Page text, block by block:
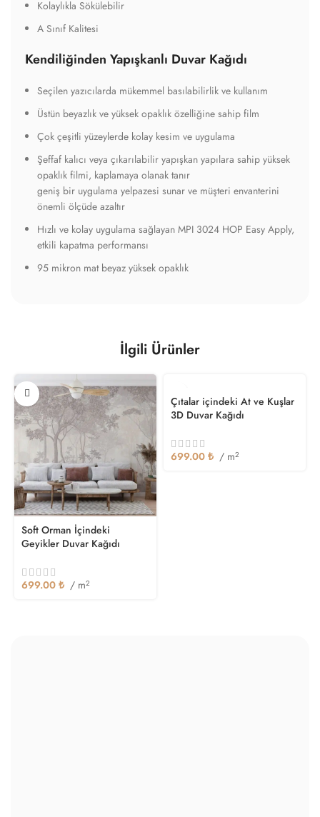
Kolaylıkla Sökülebilir
A Sınıf Kalitesi
Kendiliğinden Yapışkanlı Duvar Kağıdı
Seçilen yazıcılarda mükemmel basılabilirlik ve kullanım
Üstün beyazlık ve yüksek opaklık özelliğine sahip film
Çok çeşitli yüzeylerde kolay kesim ve uygulama
Şeffaf kalıcı veya çıkarılabilir yapışkan yapılara sahip yüksek
opaklık filmi, kaplamaya olanak tanır
geniş bir uygulama yelpazesi sunar ve müşteri envanterini
önemli ölçüde azaltır
Hızlı ve kolay uygulama sağlayan MPI 3024 HOP Easy Apply,
etkili kapatma performansı
95 mikron mat beyaz yüksek opaklık
İlgili Ürünler
Soft Orman İçindeki
Geyikler Duvar Kağıdı
699.00 ₺ / m2
Çıtalar içindeki At ve Kuşlar
3D Duvar Kağıdı
699.00 ₺ / m2